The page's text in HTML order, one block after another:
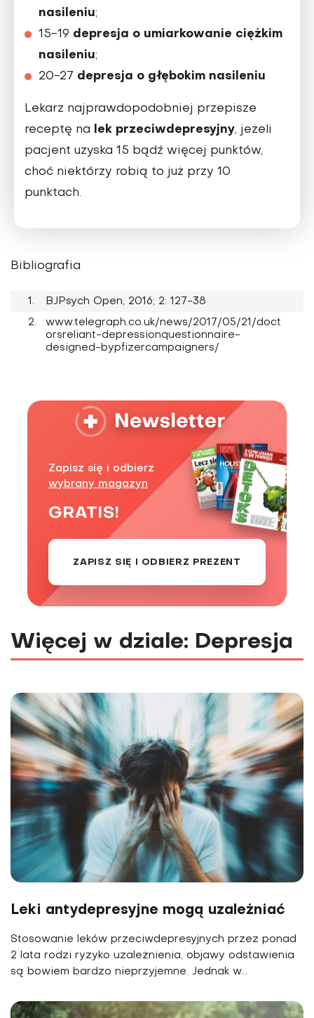
nasileniu;
15-19 depresja o umiarkowanie ciężkim
nasileniu;
20-27 depresja o głębokim nasileniu
Lekarz najprawdopodobniej przepisze
receptę na
lek przeciwdepresyjny, jeżeli
pacjent uzyska 15 bądź więcej punktów,
choć niektórzy robią to już przy 10
punktach.
Bibliografia
BJPsych Open, 2016; 2: 127-38
www.telegraph.co.uk/news/2017/05/21/doct
orsreliant-depressionquestionnaire-
designed-bypfizercampaigners/
Zapisz się i odbierz
wybrany magazyn
GRATIS!
ZAPISZ SIĘ I ODBIERZ PREZENT
Więcej w dziale: Depresja
Leki antydepresyjne mogą uzależniać
Stosowanie leków przeciwdepresyjnych przez ponad
2 lata rodzi ryzyko uzależnienia, objawy odstawienia
są bowiem bardzo nieprzyjemne. Jednak w...